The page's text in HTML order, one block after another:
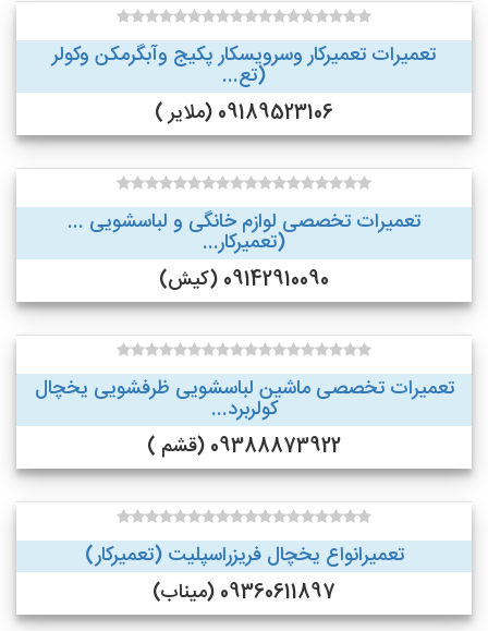
تعمیرات تعمیرکار وسرویسکار پکیج وآبگرمکن وکولر
(تع...
09189523106 (ملایر )
تعمیرات تخصصی لوازم خانگی و لباسشویی ...
(تعمیرکار...
09142910090 (کیش)
تعمیرات تخصصی ماشین لباسشویی ظرفشویی یخچال
کولربرد...
09388873922 (قشم )
تعمیرانواع یخچال فریزراسپلیت (تعمیرکار)
09360611897 (میناب)